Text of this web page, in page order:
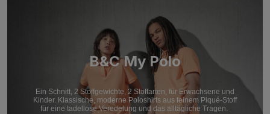
B&C My Polo
Ein Schnitt, 2 Stoffgewichte, 2 Stoffarten, für Erwachsene und
Kinder. Klassische, moderne Poloshirts aus feinem Piqué-Stoff
für eine tadellose Veredelung und das alltägliche Tragen.